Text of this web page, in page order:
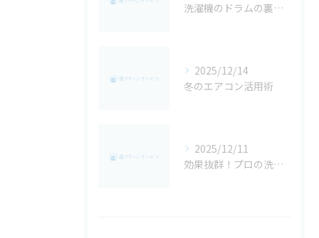
洗濯機のドラムの裏側は閲覧注意・・・
2025/12/14
冬のエアコン活用術
2025/12/11
効果抜群！プロの洗濯機クリーニング！